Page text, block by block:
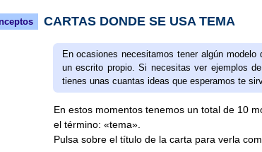
CARTAS DONDE SE USA TEMA
En ocasiones necesitamos tener algún
un escrito propio. Si necesitas ver ejemplos
tienes unas cuantas ideas que esperamos te
En estos momentos tenemos un total de 10
el término: «tema».
Pulsa sobre el título de la carta para verla